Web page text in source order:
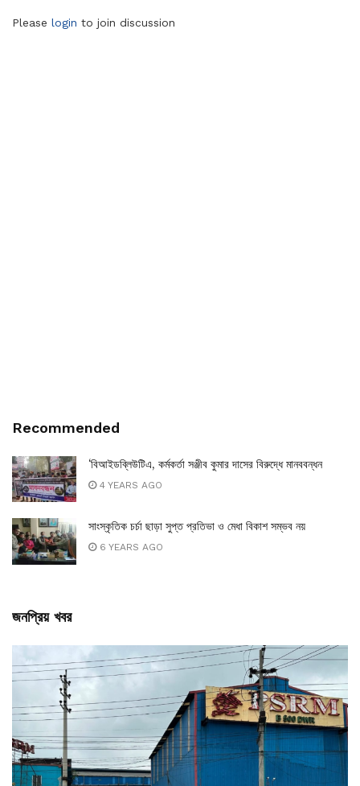
Please login to join discussion
Recommended
‘বিআইডব্লিউটিএ, কর্মকর্তা সঞ্জীব কুমার দাসের বিরুদ্ধে মানববন্ধন
4 YEARS AGO
সাংস্কৃতিক চর্চা ছাড়া সুপ্ত প্রতিভা ও মেধা বিকাশ সম্ভব নয়
6 YEARS AGO
জনপ্রিয় খবর